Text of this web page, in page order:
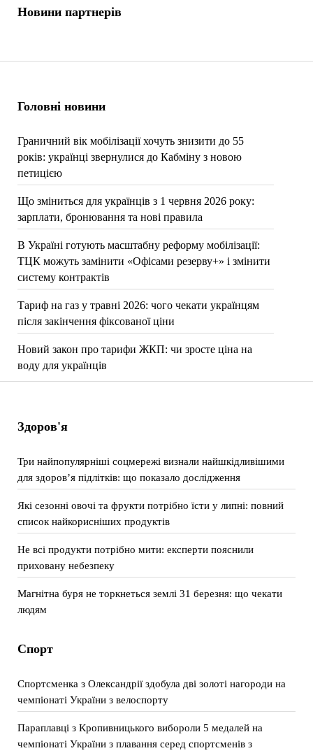
Головні новини
Граничний вік мобілізації хочуть знизити до 55
років: українці звернулися до Кабміну з новою
петицією
Що зміниться для українців з 1 червня 2026 року:
зарплати, бронювання та нові правила
В Україні готують масштабну реформу мобілізації:
ТЦК можуть замінити «Офісами резерву+» і змінити
систему контрактів
Тариф на газ у травні 2026: чого чекати українцям
після закінчення фіксованої ціни
Новий закон про тарифи ЖКП: чи зросте ціна на
воду для українців
Новини партнерів
Здоров'я
Три найпопулярніші соцмережі визнали найшкідливішими
для здоров’я підлітків: що показало дослідження
Які сезонні овочі та фрукти потрібно їсти у липні: повний
список найкорисніших продуктів
Не всі продукти потрібно мити: експерти пояснили
приховану небезпеку
Магнітна буря не торкнеться землі 31 березня: що чекати
людям
Спорт
Спортсменка з Олександрії здобула дві золоті нагороди на
чемпіонаті України з велоспорту
Параплавці з Кропивницького вибороли 5 медалей на
чемпіонаті України з плавання серед спортсменів з